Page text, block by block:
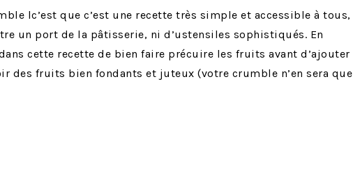
lc’est que c’est une recette très simple et accessible à tous,
un port de la pâtisserie, ni d’ustensiles sophistiqués. En
cette recette de bien faire précuire les fruits avant d’ajouter
des fruits bien fondants et juteux (votre crumble n’en sera que